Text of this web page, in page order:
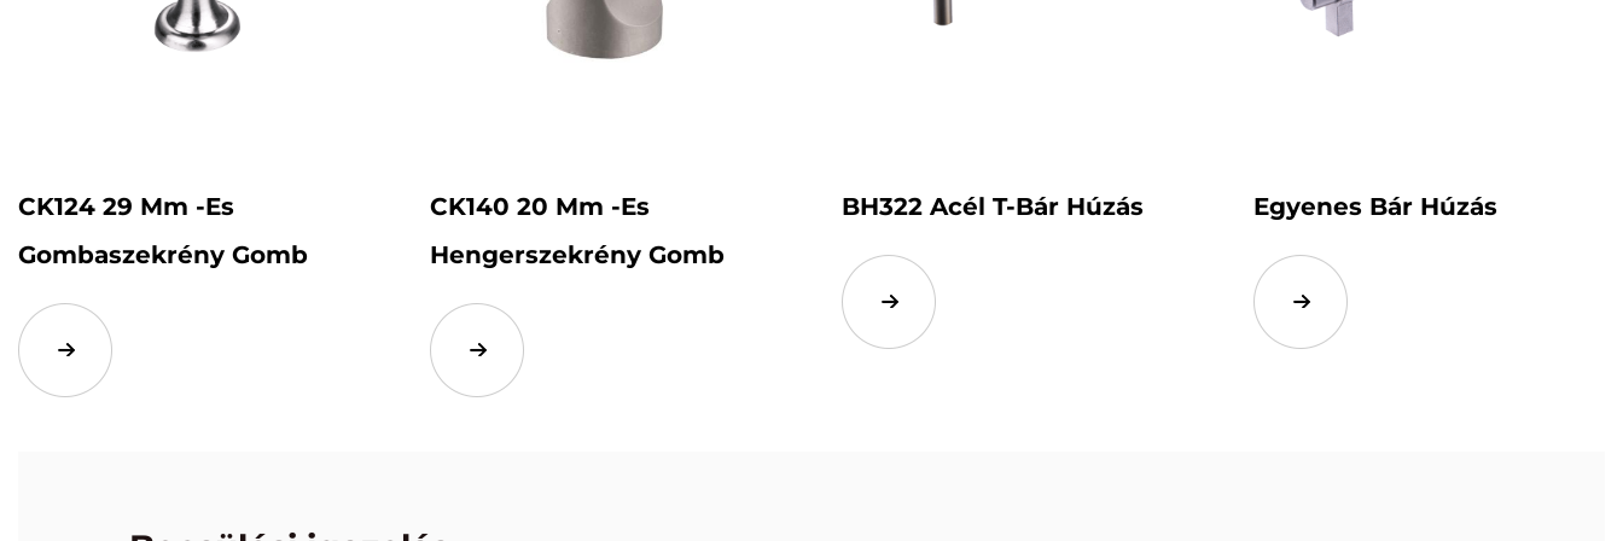
CK124 29 Mm -es
Gombaszekrény Gomb
CK140 20 Mm -es
Hengerszekrény Gomb
BH322 Acél T-Bár Húzás Egyenes Bár Húzás